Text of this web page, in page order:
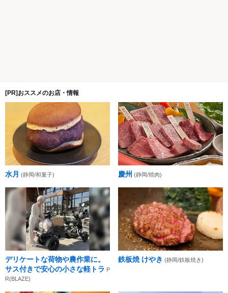
[PR]おススメのお店・情報
水月 (静岡/和菓子) 慶州 (静岡/焼肉)
デリケートな荷物や農作業に。
サス付きで安心の小さな軽トラ P
R(BLAZE)
鉄板焼 けやき (静岡/鉄板焼き)